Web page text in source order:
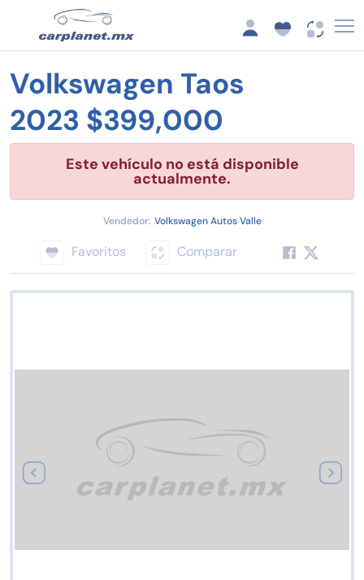
Volkswagen Taos
2023 $399,000
Este vehículo no está disponible
actualmente.
Vendedor: Volkswagen Autos Valle
Favoritos Comparar